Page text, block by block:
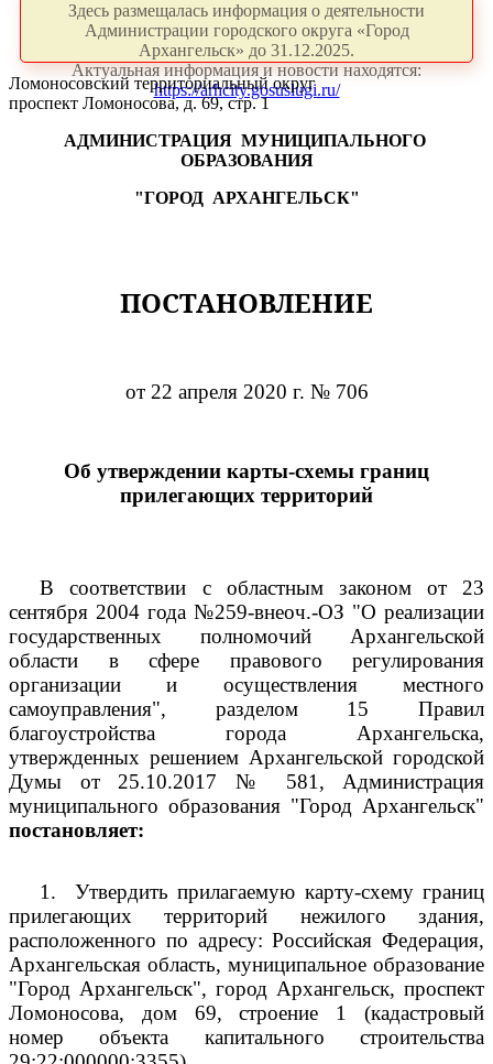
Здесь размещалась информация о деятельности
Администрации городского округа «Город
Архангельск» до 31.12.2025.
Актуальная информация и новости находятся:
https://arhcity.gosuslugi.ru/
Ломоносовский территориальный округ
проспект Ломоносова, д. 69, стр. 1
АДМИНИСТРАЦИЯ МУНИЦИПАЛЬНОГО
ОБРАЗОВАНИЯ
"ГОРОД АРХАНГЕЛЬСК"
ПОСТАНОВЛЕНИЕ
от 22 апреля 2020 г. № 706
Об утверждении карты-схемы границ
прилегающих территорий
В соответствии с областным законом от 23
сентября 2004 года №259-внеоч.-ОЗ "О реализации
государственных полномочий Архангельской
области в сфере правового регулирования
организации и осуществления местного
самоуправления", разделом 15 Правил
благоустройства города Архангельска,
утвержденных решением Архангельской городской
Думы от 25.10.2017 № 581, Администрация
муниципального образования "Город Архангельск"
постановляет:
1.
Утвердить прилагаемую карту-схему границ
прилегающих территорий нежилого здания,
расположенного по адресу: Российская Федерация,
Архангельская область, муниципальное образование
"Город Архангельск", город Архангельск, проспект
Ломоносова, дом 69, строение 1 (кадастровый
номер объекта капитального строительства